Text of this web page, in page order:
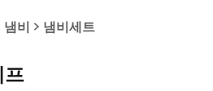
냄비 > 냄비세트
프